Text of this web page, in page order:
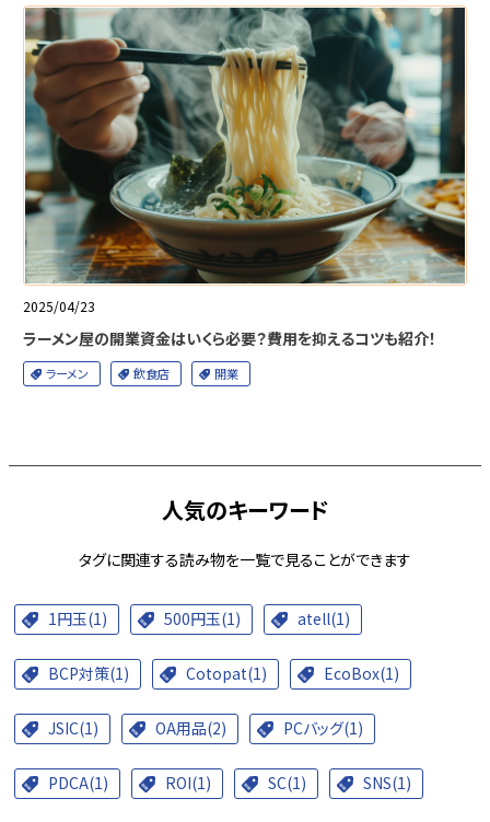
2025/04/23
ラーメン屋の開業資金はいくら必要？費用を抑えるコツも紹介！
ラーメン 飲食店 開業
人気のキーワード
タグに関連する読み物を一覧で見ることができます
1円玉(1) 500円玉(1) atell(1)
BCP対策(1) Cotopat(1) EcoBox(1)
JSIC(1) OA用品(2) PCバッグ(1)
PDCA(1) ROI(1) SC(1) SNS(1)